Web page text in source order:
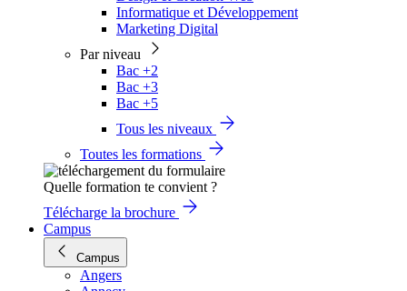
Informatique et Développement
Marketing Digital
Par niveau
Bac +2
Bac +3
Bac +5
Tous les niveaux
Toutes les formations
Quelle formation te convient ?
Télécharge la brochure
Campus
Campus
Angers